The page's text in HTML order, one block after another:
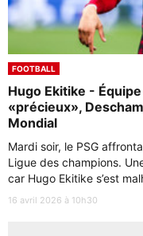
FOOTBALL
Hugo Ekitike -
«précieux»,
Mondial
Mardi soir, le PSG
Ligue des champions.
car Hugo Ekitike s’est
16 avril 2026 à 10h30